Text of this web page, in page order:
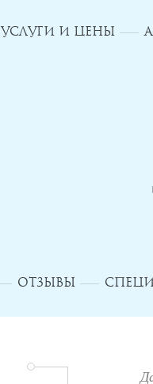
УСЛУГИ И ЦЕНЫ
ОТЗЫВЫ